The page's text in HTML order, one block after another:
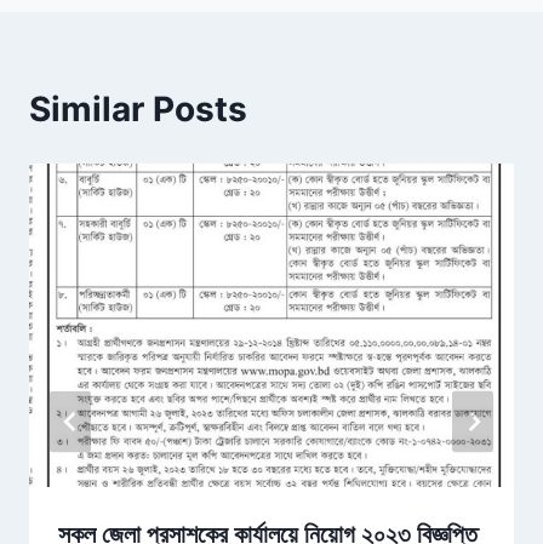
Similar Posts
সকল জেলা প্রসাশকের কার্যালয়ে নিয়োগ ২০২৩ বিজ্ঞপ্তি